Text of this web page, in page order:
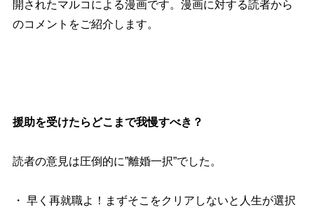
開されたマルコによる漫画です。漫画に対する読者から
のコメントをご紹介します。
援助を受けたらどこまで我慢すべき？
読者の意見は圧倒的に”離婚一択”でした。
・ 早く再就職よ！まずそこをクリアしないと人生が選択